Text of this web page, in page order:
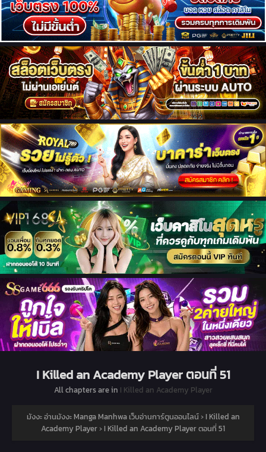
I Killed an Academy Player ตอนที่ 51
All chapters are in I Killed an Academy Player
มังงะ อ่านมังงะ Manga Manhwa เว็บอ่านการ์ตูนออนไลน์› I Killed an
Academy Player› I Killed an Academy Player ตอนที่ 51